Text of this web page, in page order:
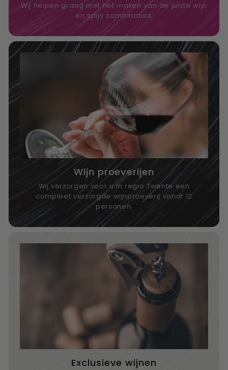
Wij helpen graag met het maken van de juiste wijn
en spijs combinaties.
Wijn proeverijen
Wij verzorgen voor u in regio Twente een
compleet verzorgde wijnproeverij vanaf 12
personen.
Exclusieve wijnen